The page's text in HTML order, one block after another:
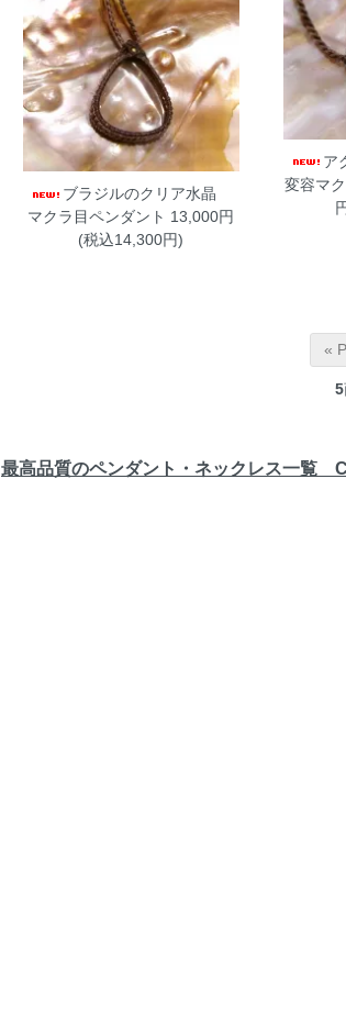
ブラジルのクリア水晶
マクラ目ペンダント 13,000円
(税込14,300円)
ア
変容マ
«
5
最高品質のペンダント・ネックレス一覧